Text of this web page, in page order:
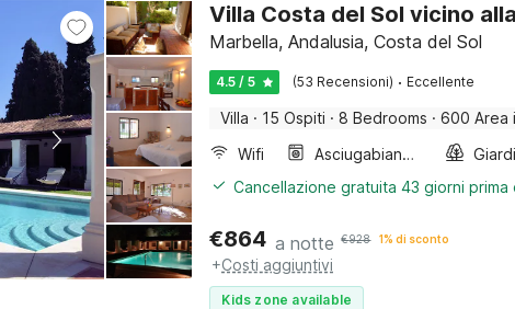
Villa Costa del Sol vicino
Marbella, Andalusia, Costa del Sol
4.5 / 5 (53 Recensioni) · Eccellente
Villa · 15 Ospiti · 8 Bedrooms · 600 Area
Wifi
Asciugabiancheria
Cancellazione gratuita 43 giorni prima
€864 a notte €928 1% di sconto
+Costi aggiuntivi
Kids zone available